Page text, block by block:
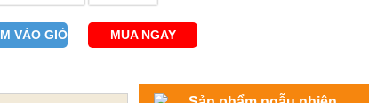
VÀO GIỎ MUA NGAY